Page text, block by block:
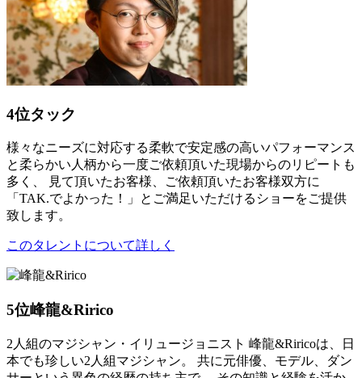
4位タック
様々なニーズに対応する柔軟で安定感の高いパフォーマンス
と柔らかい人柄から一度ご依頼頂いた現場からのリピートも
多く、 見て頂いたお客様、ご依頼頂いたお客様双方に
「TAK.でよかった！」とご満足いただけるショーをご提供
致します。
このタレントについて詳しく
5位峰龍&Ririco
2人組のマジシャン・イリュージョニスト 峰龍&Riricoは、日
本でも珍しい2人組マジシャン。 共に元俳優、モデル、ダン